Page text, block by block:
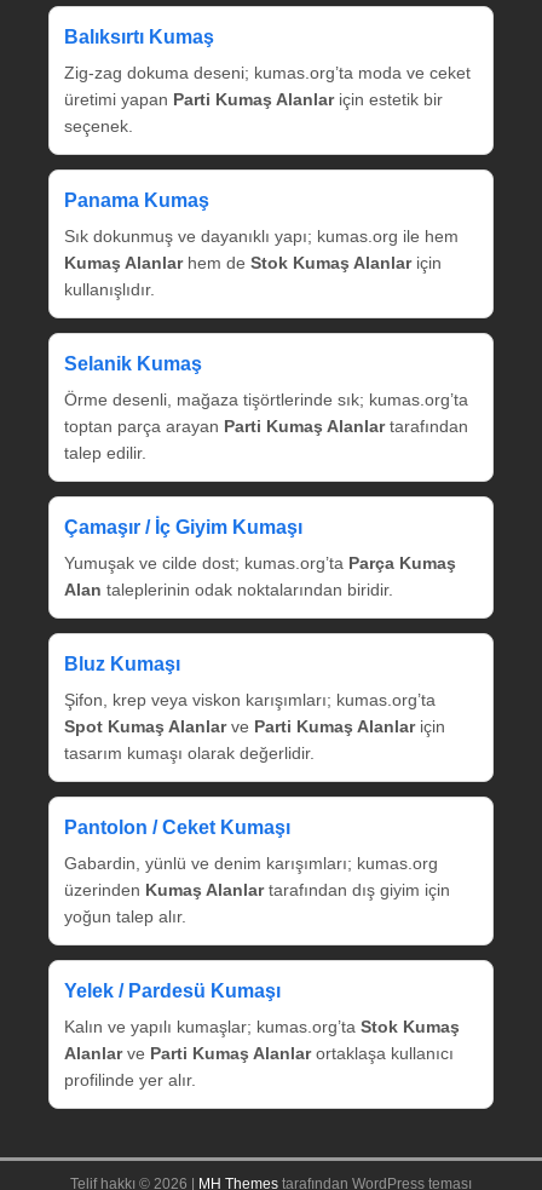
Balıksırtı Kumaş
Zig‑zag dokuma deseni; kumas.org’ta moda ve ceket
üretimi yapan Parti Kumaş Alanlariçin estetik bir
seçenek.
Panama Kumaş
Sık dokunmuş ve dayanıklı yapı; kumas.org ile hem
Kumaş Alanlarhem de Stok Kumaş Alanlariçin
kullanışlıdır.
Selanik Kumaş
Örme desenli, mağaza tişörtlerinde sık; kumas.org’ta
toptan parça arayan Parti Kumaş Alanlartarafından
talep edilir.
Çamaşır / İç Giyim Kumaşı
Yumuşak ve cilde dost; kumas.org’ta Parça Kumaş
Alan taleplerinin odak noktalarından biridir.
Bluz Kumaşı
Şifon, krep veya viskon karışımları; kumas.org’ta
Spot Kumaş Alanlarve Parti Kumaş Alanlariçin
tasarım kumaşı olarak değerlidir.
Pantolon / Ceket Kumaşı
Gabardin, yünlü ve denim karışımları; kumas.org
üzerinden Kumaş Alanlartarafından dış giyim için
yoğun talep alır.
Yelek / Pardesü Kumaşı
Kalın ve yapılı kumaşlar; kumas.org’ta Stok Kumaş
Alanlarve Parti Kumaş Alanlarortaklaşa kullanıcı
profilinde yer alır.
Telif hakkı © 2026 | MH Themes tarafından WordPress teması